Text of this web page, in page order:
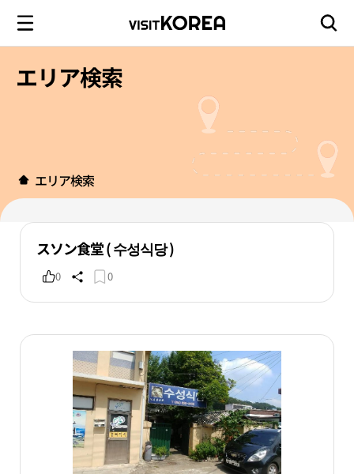
エリア検索
エリア検索
スソン食堂 ( 수성식당 )
0 0